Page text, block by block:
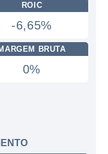
ROIC
-6,65%
BRUTA
0%